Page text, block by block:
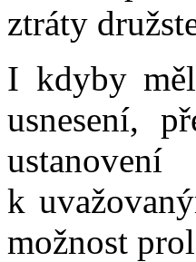
ztráty
I kdyby
usnesení,
k
možnost